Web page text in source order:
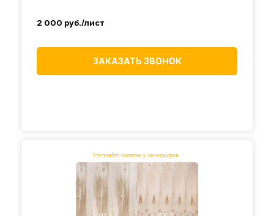
2 000 руб./лист
ЗАКАЗАТЬ ЗВОНОК